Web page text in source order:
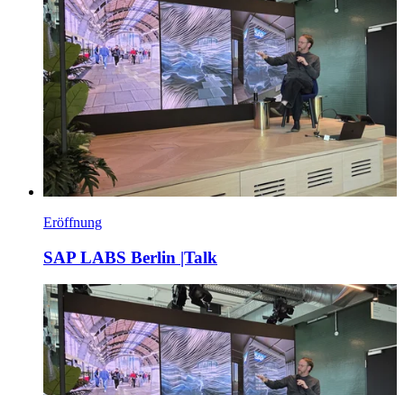
Eröffnung
SAP LABS Berlin |Talk